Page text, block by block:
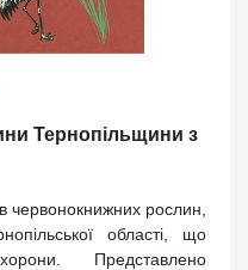
Тернопільщини з
червонокнижних рослин,
області, що
Представлено